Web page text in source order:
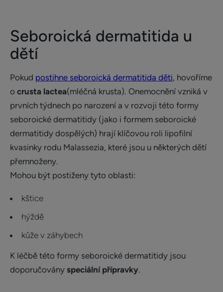
Seboroická dermatitida u
dětí
Pokud postihne seboroická dermatitida děti, hovoříme
o crusta lactea(mléčná krusta). Onemocnění vzniká v
prvních týdnech po narození a v rozvoji této formy
seboroické dermatitidy (jako i formem seboroické
dermatitidy dospělých) hrají klíčovou roli lipofilní
kvasinky rodu Malassezia, které jsou u některých dětí
přemnoženy.
Mohou být postiženy tyto oblasti:
kštice
hýždě
kůže v záhybech
K léčbě této formy seboroické dermatitidy jsou
doporučovány speciální přípravky.